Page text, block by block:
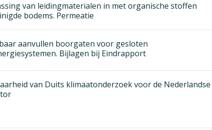
van leidingmaterialen in met organische stoffen
bodems. Permeatie
aanvullen boorgaten voor gesloten
Bijlagen bij Eindrapport
van Duits klimaatonderzoek voor de Nederlandse